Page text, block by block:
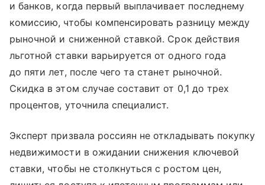
и банков, когда первый выплачивает последнему
комиссию, чтобы компенсировать разницу между
рыночной и сниженной ставкой. Срок действия
льготной ставки варьируется от одного года
до пяти лет, после чего та станет рыночной.
Скидка в этом случае составит от 0,1 до трех
процентов, уточнила специалист.
Эксперт призвала россиян не откладывать покупку
недвижимости в ожидании снижения ключевой
ставки, чтобы не столкнуться с ростом цен,